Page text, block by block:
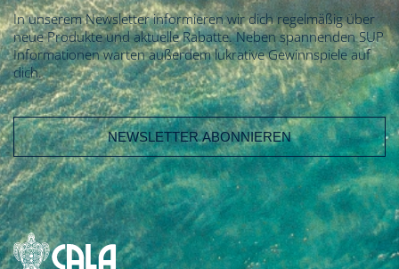
In unserem Newsletter informieren wir dich regelmäßig über
neue Produkte und aktuelle Rabatte. Neben spannenden SUP
Informationen warten außerdem lukrative Gewinnspiele auf
dich.
E-Mail Adresse
Vorname